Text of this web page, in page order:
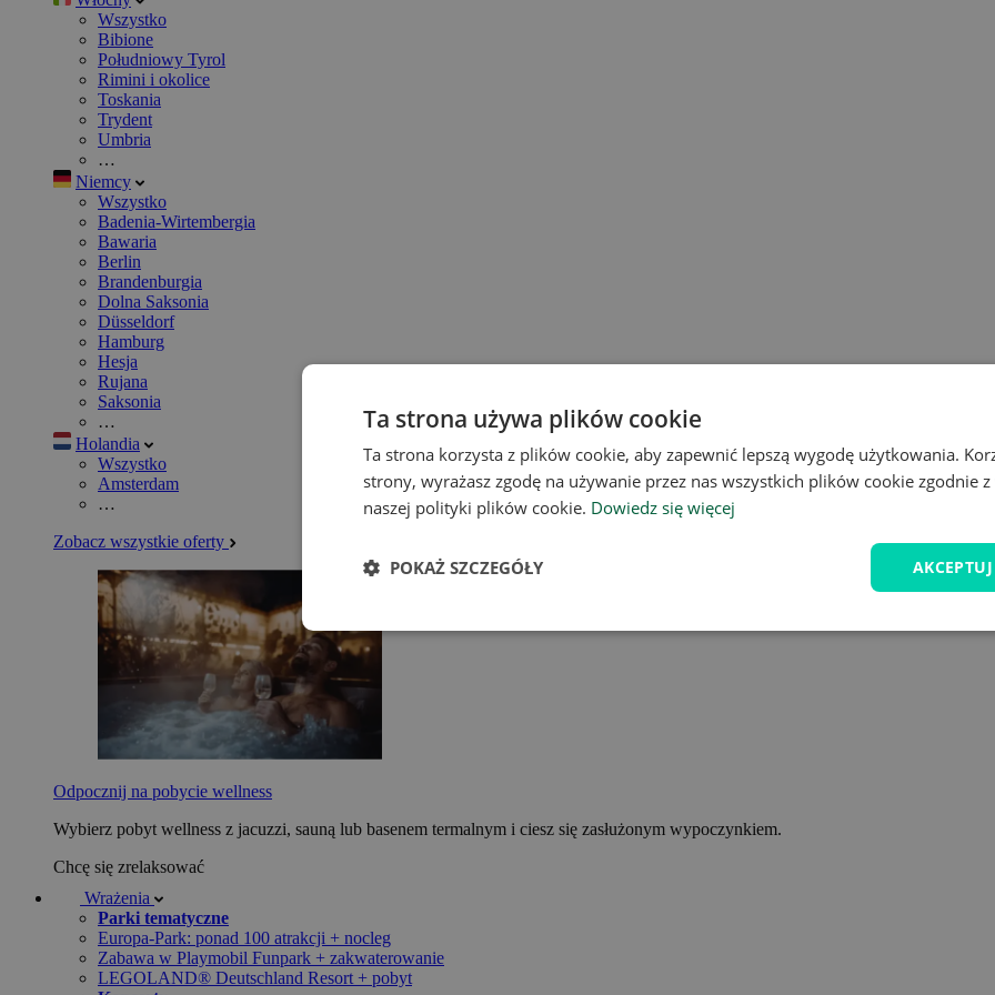
Wszystko
Bibione
Południowy Tyrol
Rimini i okolice
Toskania
Trydent
Umbria
…
Niemcy
Wszystko
Badenia-Wirtembergia
Bawaria
Berlin
Brandenburgia
Dolna Saksonia
Düsseldorf
Hamburg
Hesja
Rujana
Saksonia
…
Holandia
Wszystko
Amsterdam
…
Zobacz wszystkie oferty
Odpocznij na pobycie wellness
Wybierz pobyt wellness z jacuzzi, sauną lub basenem termalnym i ciesz się zasłużonym wypoczynkiem.
Chcę się zrelaksować
Wrażenia
Parki tematyczne
Europa-Park: ponad 100 atrakcji + nocleg
Zabawa w Playmobil Funpark + zakwaterowanie
LEGOLAND® Deutschland Resort + pobyt
Ta strona używa plików cookie
Ta strona korzysta z plików cookie, aby zapewnić lepszą wygodę użytkowania.
strony, wyrażasz zgodę na używanie przez nas wszystkich plików cookie zgodnie
naszej polityki plików cookie. Dowiedz się więcej
POKAŻ SZCZEGÓŁY